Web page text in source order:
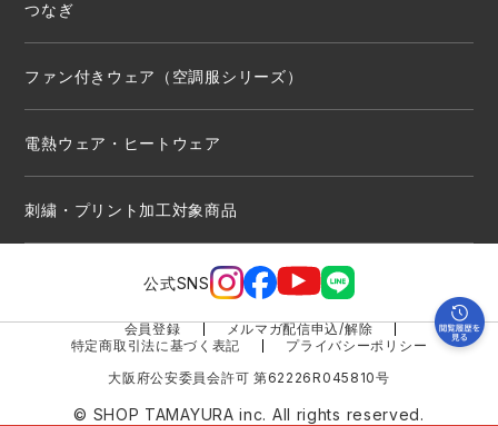
つなぎ
ファン付きウェア（空調服シリーズ）
電熱ウェア・ヒートウェア
刺繍・プリント加工対象商品
公式SNS
会員登録
メルマガ配信申込/解除
特定商取引法に基づく表記
プライバシーポリシー
大阪府公安委員会許可 第62226R045810号
© SHOP TAMAYURA inc. All rights reserved.